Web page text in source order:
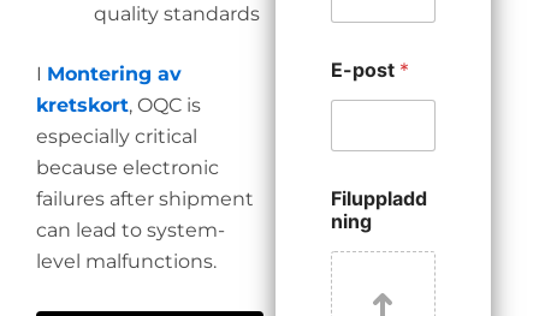
quality standards
I Montering av
kretskort, OQC is
especially critical
because electronic
failures after shipment
can lead to system-
level malfunctions.
E-post *
Filuppladd
ning